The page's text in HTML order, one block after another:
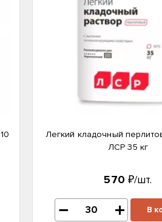
Легкий кладочный
ЛСР 35 кг
570 ₽/шт.
В